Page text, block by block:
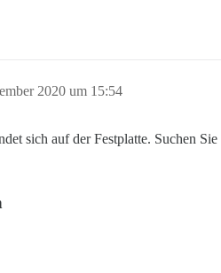
2020 um 15:54
sich auf der Festplatte. Suchen